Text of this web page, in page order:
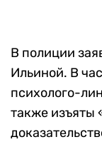
В полиции
Ильиной. В
психолого-
также